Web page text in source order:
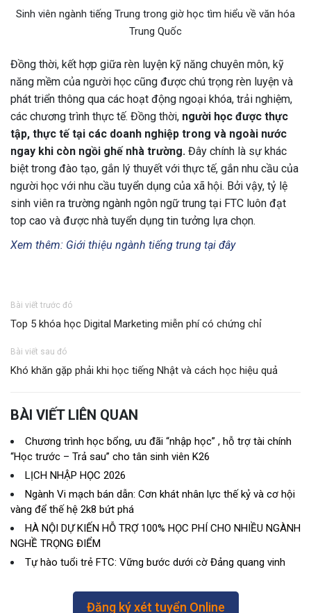
Sinh viên ngành tiếng Trung trong giờ học tìm hiểu về văn hóa
Trung Quốc
Đồng thời, kết hợp giữa rèn luyện kỹ năng chuyên môn, kỹ
năng mềm của người học cũng được chú trọng rèn luyện và
phát triển thông qua các hoạt động ngoại khóa, trải nghiệm,
các chương trình thực tế. Đồng thời, người học được thực
tập, thực tế tại các doanh nghiệp trong và ngoài nước
ngay khi còn ngồi ghế nhà trường. Đây chính là sự khác
biệt trong đào tạo, gắn lý thuyết với thực tế, gắn nhu cầu của
người học với nhu cầu tuyển dụng của xã hội. Bởi vậy, tỷ lệ
sinh viên ra trường ngành ngôn ngữ trung tại FTC luôn đạt
top cao và được nhà tuyển dụng tin tưởng lựa chọn.
Xem thêm: Giới thiệu ngành tiếng trung tại đây
Bài viết trước đó
Top 5 khóa học Digital Marketing miễn phí có chứng chỉ
Bài viết sau đó
Khó khăn gặp phải khi học tiếng Nhật và cách học hiệu quả
BÀI VIẾT LIÊN QUAN
Chương trình học bổng, ưu đãi “nhập học” , hỗ trợ tài chính
“Học trước – Trả sau” cho tân sinh viên K26
LỊCH NHẬP HỌC 2026
Ngành Vi mạch bán dẫn: Cơn khát nhân lực thế kỷ và cơ hội
vàng để thế hệ 2k8 bứt phá
HÀ NỘI DỰ KIẾN HỖ TRỢ 100% HỌC PHÍ CHO NHIỀU NGÀNH
NGHỀ TRỌNG ĐIỂM
Tự hào tuổi trẻ FTC: Vững bước dưới cờ Đảng quang vinh
Đăng ký xét tuyển Online